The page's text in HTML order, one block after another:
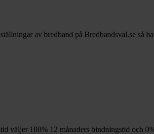
av bredband på Bredbandsval.se så
väljer 100% 12 månaders bindningstid och